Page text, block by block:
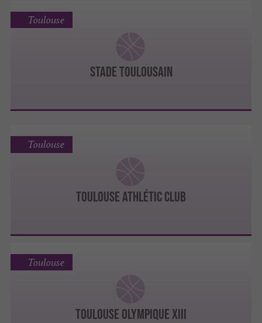
STADE TOULOUSAIN
Toulouse
TOULOUSE ATHLÉTIC CLUB
Toulouse
TOULOUSE OLYMPIQUE XIII
Toulouse